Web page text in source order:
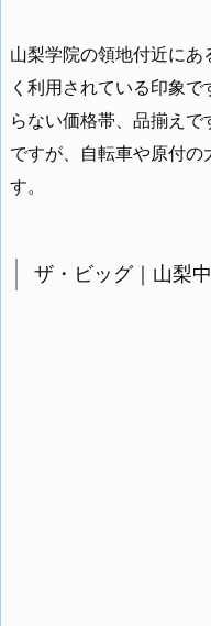
山梨学院の領地付近にあ
く利用されている印象
らない価格帯、品揃え
ですが、自転車や原付
す。
ザ・ビッグ｜山梨